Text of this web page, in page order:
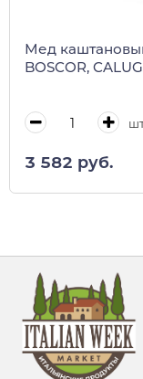
Мед
BOSCOR,
3 582 руб.